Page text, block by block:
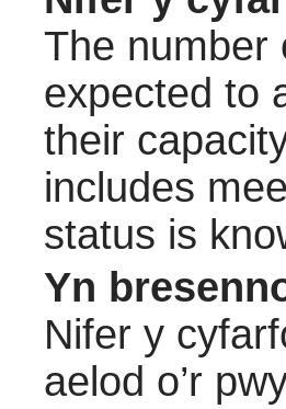
The number
expected to
their
includes
status is
Yn
Nifer y
aelod o’r